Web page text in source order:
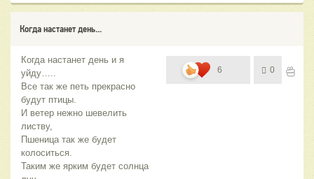
Когда настанет день...
Когда настанет день и я
уйду…..
Все так же петь прекрасно
будут птицы.
И ветер нежно шевелить
листву,
Пшеница так же будет
колоситься.
Таким же ярким будет солнца
6 0